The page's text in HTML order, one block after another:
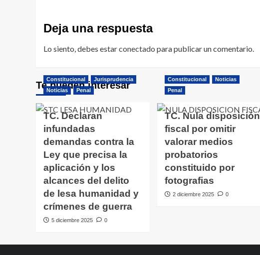
Deja una respuesta
Lo siento, debes estarconectado para publicar un comentario.
Te pueden interesar
Constitucional
Jurisprudencia
Noticias
Penal
TC. Declaran
infundadas
demandas contra la
Ley que precisa la
aplicación y los
alcances del delito
de lesa humanidad y
crímenes de guerra
5 diciembre 2025 0
Constitucional
Noticias
Penal
TC. Nula disposición
fiscal por omitir
valorar medios
probatorios
constituido por
fotografias
2 diciembre 2025 0